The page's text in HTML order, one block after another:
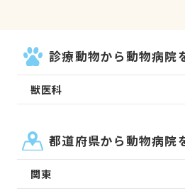
つもありがとうございます
診療動物から動物病院
獣医科
都道府県から動物病院
関東